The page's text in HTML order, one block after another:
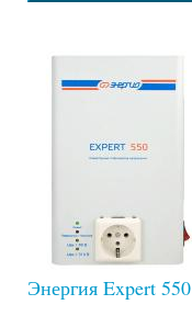
Энергия Expert 550